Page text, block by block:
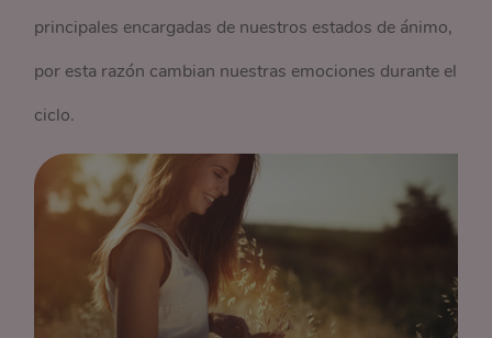
principales encargadas de nuestros estados de ánimo,
por esta razón cambian nuestras emociones durante el
ciclo.